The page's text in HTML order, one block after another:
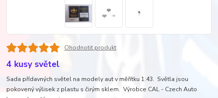
Ohodnotit produkt
4 kusy světel
Sada přídavných světel na modely aut v měřítku 1:43. Světla jsou
pokovený výlisek z plastu s čirým sklem. Výrobce CAL - Czech Auto